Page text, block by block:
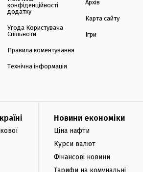
конфіденційності
додатку
Угода Користувача
Спільноти
Правила коментування
Технічна інформація
Архів
Карта сайту
Ігри
Новини економіки
Ціна нафти
Курси валют
Фінансові новини
Тарифи на комунальні